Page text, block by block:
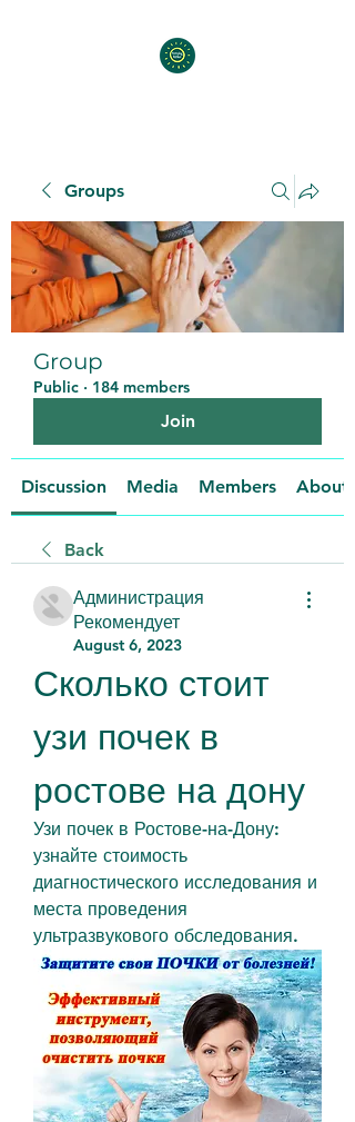
Groups
Group
Public · 184 members
Join
Discussion Media Members About
Back
Администрация
Рекомендует
August 6, 2023
Сколько стоит
узи почек в
ростове на дону
Узи почек в Ростове-на-Дону:
узнайте стоимость
диагностического исследования и
места проведения
ультразвукового обследования.